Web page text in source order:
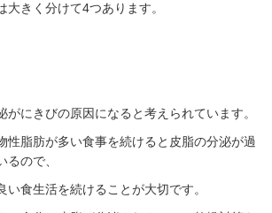
きく分けて4つあります。
がにきびの原因になると考えられています。
性脂肪が多い食事を続けると皮脂の分泌が過
ので、
い食生活を続けることが大切です。